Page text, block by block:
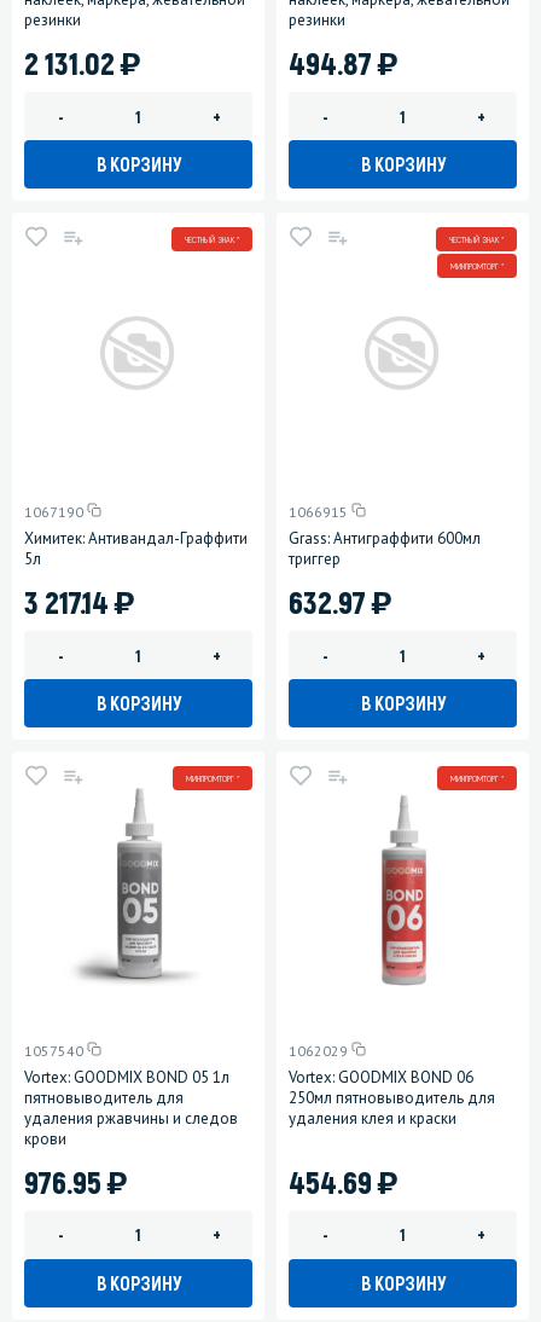
резинки
2 131.02)
- +
В КОРЗИНУ
резинки
494.87)
- +
В КОРЗИНУ
ЧЕСТНЫЙ ЗНАК *
1067190
Химитек: Антивандал-Граффити
5л
3 217.14)
- +
В КОРЗИНУ
ЧЕСТНЫЙ ЗНАК *
МИНПРОМТОРГ *
1066915
Grass: Антиграффити 600мл
триггер
632.97)
- +
В КОРЗИНУ
МИНПРОМТОРГ *
1057540
Vortex: GOODMIX BOND 05 1л
пятновыводитель для
удаления ржавчины и следов
крови
976.95)
- +
В КОРЗИНУ
МИНПРОМТОРГ *
1062029
Vortex: GOODMIX BOND 06
250мл пятновыводитель для
удаления клея и краски
454.69)
- +
В КОРЗИНУ